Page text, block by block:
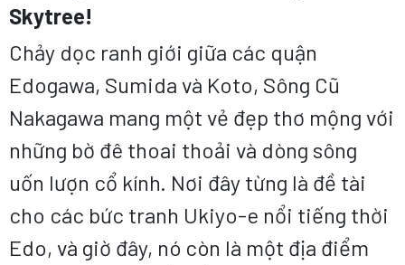
Skytree!
Chảy dọc ranh giới giữa các quận
Edogawa, Sumida và Koto, Sông Cũ
Nakagawa mang một vẻ đẹp thơ mộng với
những bờ đê thoai thoải và dòng sông
uốn lượn cổ kính. Nơi đây từng là đề tài
cho các bức tranh Ukiyo-e nổi tiếng thời
Edo, và giờ đây, nó còn là một địa điểm